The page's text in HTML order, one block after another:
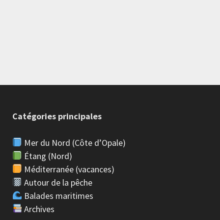
Catégories principales
Mer du Nord (Côte d’Opale)
Étang (Nord)
Méditerranée (vacances)
Autour de la pêche
Balades maritimes
Archives